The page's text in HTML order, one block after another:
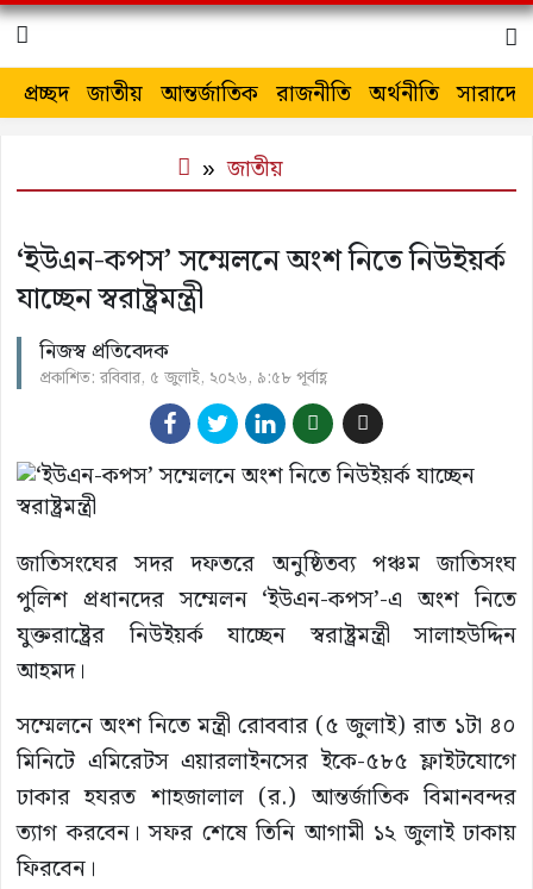
প্রচ্ছদ জাতীয় আন্তর্জাতিক রাজনীতি অর্থনীতি সারাদেশ
জাতীয়
‘ইউএন-কপস’ সম্মেলনে অংশ নিতে নিউইয়র্ক
যাচ্ছেন স্বরাষ্ট্রমন্ত্রী
নিজস্ব প্রতিবেদক
প্রকাশিত: রবিবার, ৫ জুলাই, ২০২৬, ৯:৫৮ পূর্বাহ্ণ
জাতিসংঘের সদর দফতরে অনুষ্ঠিতব্য পঞ্চম জাতিসংঘ
পুলিশ প্রধানদের সম্মেলন ‘ইউএন-কপস’-এ অংশ নিতে
যুক্তরাষ্ট্রের নিউইয়র্ক যাচ্ছেন স্বরাষ্ট্রমন্ত্রী সালাহউদ্দিন
আহমদ।
সম্মেলনে অংশ নিতে মন্ত্রী রোববার (৫ জুলাই) রাত ১টা ৪০
মিনিটে এমিরেটস এয়ারলাইনসের ইকে-৫৮৫ ফ্লাইটযোগে
ঢাকার হযরত শাহজালাল (র.) আন্তর্জাতিক বিমানবন্দর
ত্যাগ করবেন। সফর শেষে তিনি আগামী ১২ জুলাই ঢাকায়
ফিরবেন।